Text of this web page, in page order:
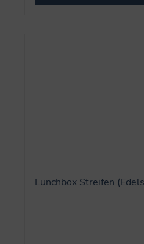
Lunchbox Streifen